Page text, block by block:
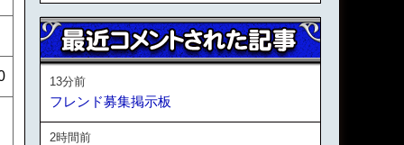
13分前
フレンド募集掲示板
2時間前